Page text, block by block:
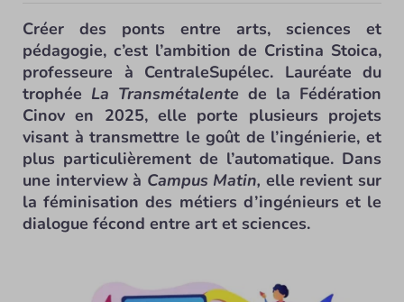
Créer des ponts entre arts, sciences et
pédagogie, c’est l’ambition de Cristina Stoica,
professeure à CentraleSupélec. Lauréate du
trophée La Transmétalente de la Fédération
Cinov en 2025, elle porte plusieurs projets
visant à transmettre le goût de l’ingénierie, et
plus particulièrement de l’automatique. Dans
une interview à Campus Matin, elle revient sur
la féminisation des métiers d’ingénieurs et le
dialogue fécond entre art et sciences.